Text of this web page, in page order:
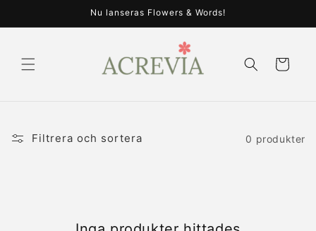
Nu lanseras Flowers & Words!
Varukorg
Filtrera och sortera 0 produkter